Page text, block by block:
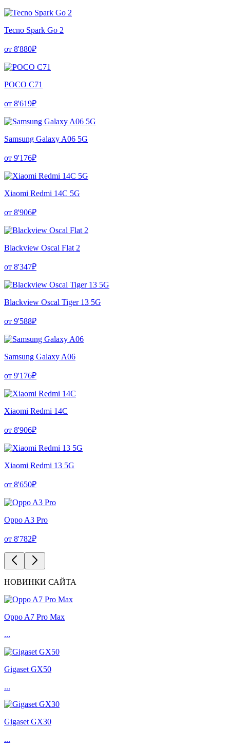
Tecno Spark Go 2
от 8'880₽
POCO C71
от 8'619₽
Samsung Galaxy A06 5G
от 9'176₽
Xiaomi Redmi 14C 5G
от 8'906₽
Blackview Oscal Flat 2
от 8'347₽
Blackview Oscal Tiger 13 5G
от 9'588₽
Samsung Galaxy A06
от 9'176₽
Xiaomi Redmi 14C
от 8'906₽
Xiaomi Redmi 13 5G
от 8'650₽
Oppo A3 Pro
от 8'782₽
НОВИНКИ САЙТА
Oppo A7 Pro Max
...
Gigaset GX50
...
Gigaset GX30
...